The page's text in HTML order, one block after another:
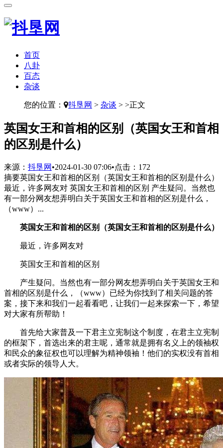
首页
八卦
百态
杂谈
您的位置： 抖垦网 > 杂谈 > >正文
​英国女王和首相的区别（英国女王和首相
的区别是什么）
来源： 抖垦网 •2024-01-30 07:06•点击： 172
摘要英国女王和首相的区别（英国女王和首相的区别是什么）
最近，许多网友对 英国女王和首相的区别 产生疑问。当然也
有一部分网友想弄明白关于英国女王和首相的区别是什么，
（www）...
英国女王和首相的区别（英国女王和首相的区别是什么）
最近，许多网友对
英国女王和首相的区别
产生疑问。当然也有一部分网友想弄明白关于英国女王和
首相的区别是什么，（www）已经为你找到了相关问题的答
案，接下来和我们一起看看吧，让我们一起来探索一下，希望
对大家有所帮助！
首先给大家普及一下君主立宪制这个制度，在君主立宪制
的框架下，首选出来的君主呢，通常就是拥有名义上的领袖权
和民众的象征权也可以理解为精神领袖！他们的实权没有首相
或者实际的领导人大。